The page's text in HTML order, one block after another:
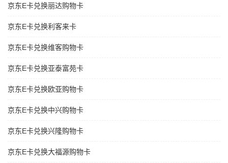
京东E卡兑换丽达购物卡
京东E卡兑换利客来卡
京东E卡兑换维客购物卡
京东E卡兑换亚泰富苑卡
京东E卡兑换欧亚购物卡
京东E卡兑换中兴购物卡
京东E卡兑换兴隆购物卡
京东E卡兑换大福源购物卡